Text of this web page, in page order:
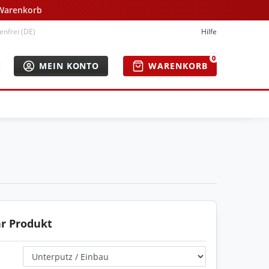
(DE) Hilfe
MEIN KONTO WARENKORB
0
Produkt